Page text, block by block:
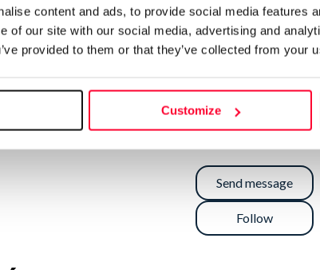
content and ads, to provide social media features
of our site with our social media, advertising and
provided to them or that they’ve collected from your
Customize
Send message
Follow